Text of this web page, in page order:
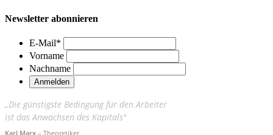
Newsletter abonnieren
E-Mail*
Vorname
Nachname
„Die günstigste Bedingung für den Arbeiter
ist das Anwachsen des Kapitals"
Karl Marx – Theoretiker